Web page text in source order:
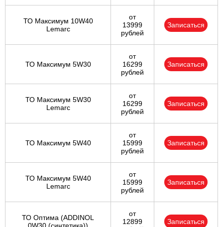
ТО Максимум 10W40
Lemarc
от
13999
рублей
Записаться
ТО Максимум 5W30
от
16299
рублей
Записаться
ТО Максимум 5W30
Lemarc
от
16299
рублей
Записаться
ТО Максимум 5W40
от
15999
рублей
Записаться
ТО Максимум 5W40
Lemarc
от
15999
рублей
Записаться
ТО Оптима (ADDINOL
от
12899
Записаться